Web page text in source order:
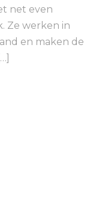
net even
Ze werken in
en maken de